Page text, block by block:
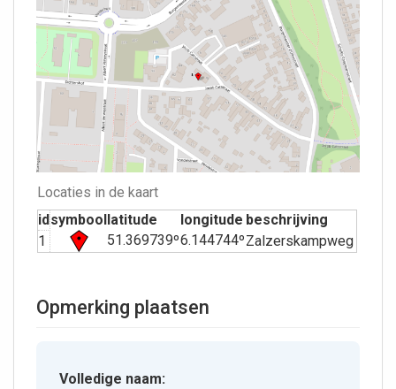
Locaties in de kaart
idsymboollatitude longitude beschrijving
1
51.369739º6.144744ºZalzerskampweg
Opmerking plaatsen
Volledige naam: